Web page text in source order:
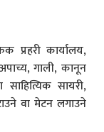
प्रहरी कार्यालय,
गाली, कानून
सायरी,
वा मेटन लगाउने